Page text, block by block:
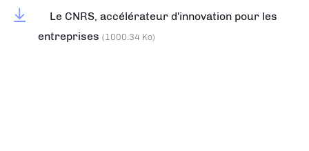
Le CNRS, accélérateur d'innovation pour les
entreprises (1000.34 Ko)